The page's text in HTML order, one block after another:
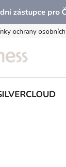
zástupce pro
ochrany